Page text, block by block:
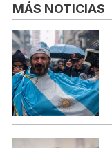
MÁS NOTICIAS